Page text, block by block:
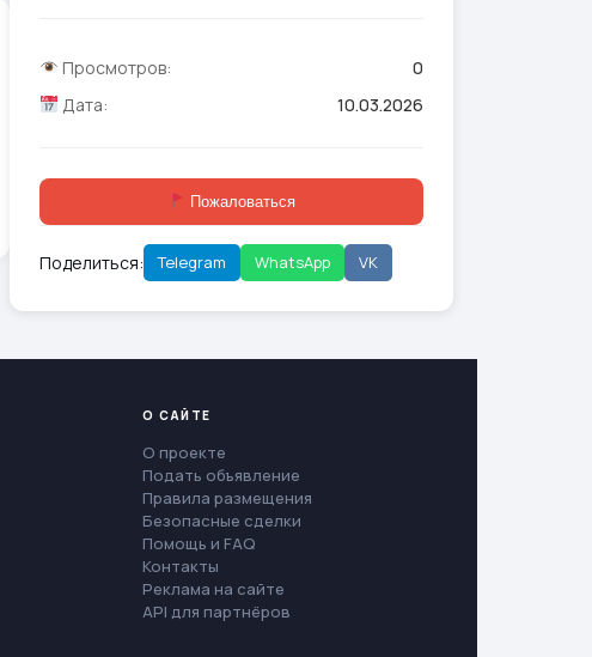
Просмотров:
0
Дата:
10.03.2026
Пожаловаться
Поделиться: Telegram WhatsApp VK
О САЙТЕ
О проекте
Подать объявление
Правила размещения
Безопасные сделки
Помощь и FAQ
Контакты
Реклама на сайте
API для партнёров